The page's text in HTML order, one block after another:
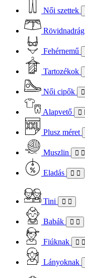
Női szettek
Rövidnadrág
Fehérnemű
Tartozékok
Női cipők
Alapvető
Plusz méret
Muszlin
Eladás
Tini
Babák
Fiúknak
Lányoknak